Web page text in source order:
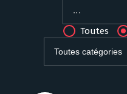
Toutes